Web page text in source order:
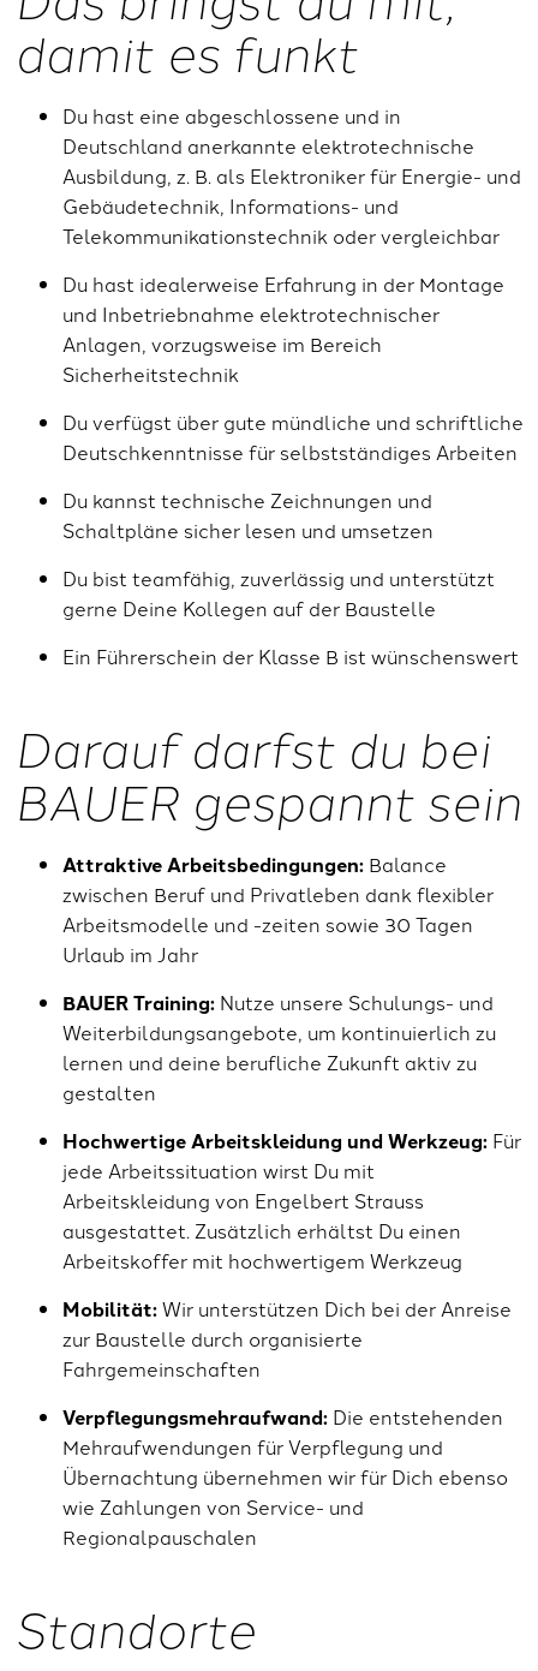
damit es funkt
Du hast eine abgeschlossene und in
Deutschland anerkannte elektrotechnische
Ausbildung, z. B. als Elektroniker für Energie- und
Gebäudetechnik, Informations- und
Telekommunikationstechnik oder vergleichbar
Du hast idealerweise Erfahrung in der Montage
und Inbetriebnahme elektrotechnischer
Anlagen, vorzugsweise im Bereich
Sicherheitstechnik
Du verfügst über gute mündliche und schriftliche
Deutschkenntnisse für selbstständiges Arbeiten
Du kannst technische Zeichnungen und
Schaltpläne sicher lesen und umsetzen
Du bist teamfähig, zuverlässig und unterstützt
gerne Deine Kollegen auf der Baustelle
Ein Führerschein der Klasse B ist wünschenswert
Darauf darfst du bei
BAUER gespannt sein
Attraktive Arbeitsbedingungen: Balance
zwischen Beruf und Privatleben dank flexibler
Arbeitsmodelle und -zeiten sowie 30 Tagen
Urlaub im Jahr
BAUER Training: Nutze unsere Schulungs- und
Weiterbildungsangebote, um kontinuierlich zu
lernen und deine berufliche Zukunft aktiv zu
gestalten
Hochwertige Arbeitskleidung und Werkzeug: Für
jede Arbeitssituation wirst Du mit
Arbeitskleidung von Engelbert Strauss
ausgestattet. Zusätzlich erhältst Du einen
Arbeitskoffer mit hochwertigem Werkzeug
Mobilität:Wir unterstützen Dich bei der Anreise
zur Baustelle durch organisierte
Fahrgemeinschaften
Verpflegungsmehraufwand: Die entstehenden
Mehraufwendungen für Verpflegung und
Übernachtung übernehmen wir für Dich ebenso
wie Zahlungen von Service- und
Regionalpauschalen
Standorte